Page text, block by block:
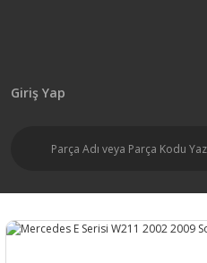
Giriş Yap